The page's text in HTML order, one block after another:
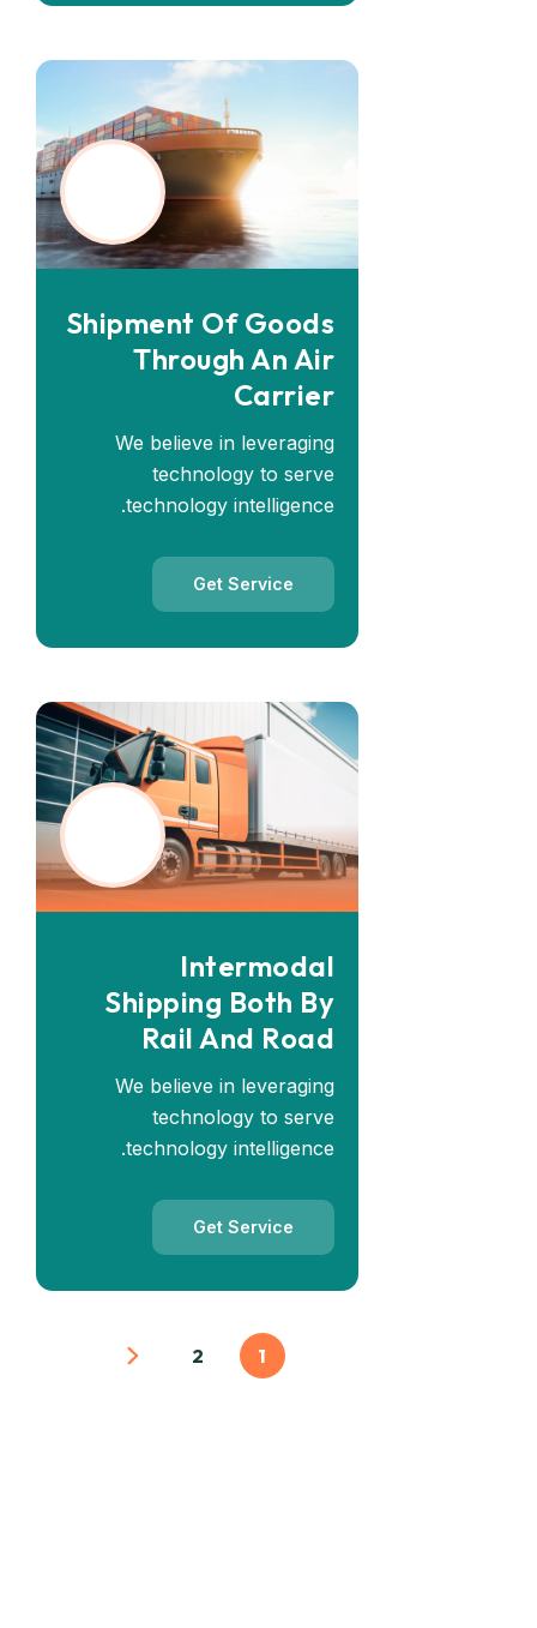
Shipment Of Goods
Through An Air
Carrier
We believe in leveraging
technology to serve
technology intelligence.
Get Service
Intermodal
Shipping Both By
Rail And Road
We believe in leveraging
technology to serve
technology intelligence.
Get Service
1
2